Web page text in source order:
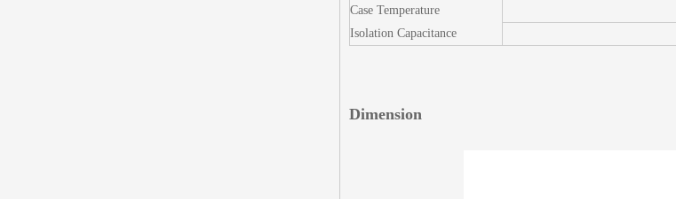
Case Temperature
Isolation Capacitance
Dimension